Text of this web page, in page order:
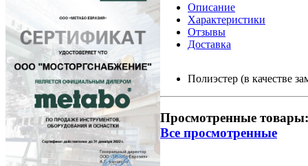
Описание
Характеристики
Отзывы
Доставка
Полиэстер (в качестве
Просмотренные товары:
Все просмотренные